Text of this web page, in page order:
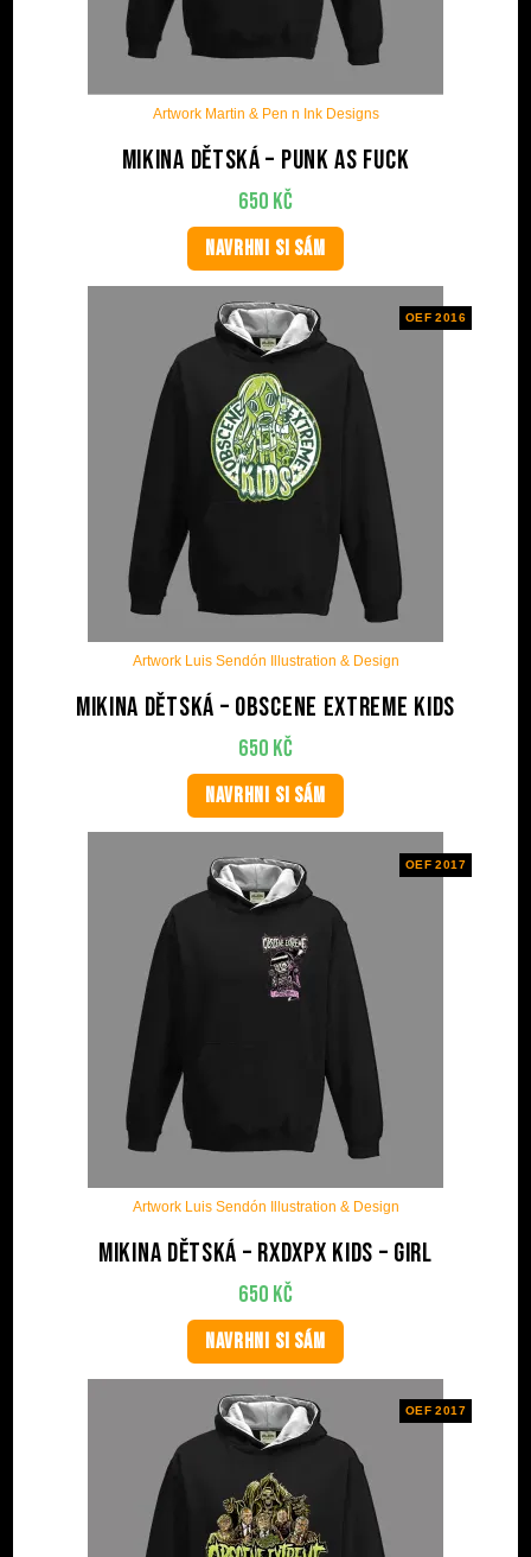
Artwork Martin & Pen n Ink Designs
Mikina dětská – Punk As Fuck
650 Kč
NAVRHNI SI SÁM
OEF 2016
Artwork Luis Sendón Illustration & Design
Mikina dětská – Obscene Extreme Kids
650 Kč
NAVRHNI SI SÁM
OEF 2017
Artwork Luis Sendón Illustration & Design
Mikina dětská – RxDxPx Kids – Girl
650 Kč
NAVRHNI SI SÁM
OEF 2017